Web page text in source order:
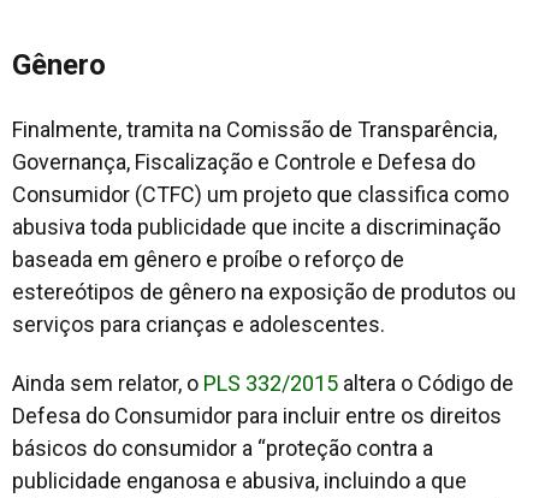
Gênero
Finalmente, tramita na Comissão de Transparência,
Governança, Fiscalização e Controle e Defesa do
Consumidor (CTFC) um projeto que classifica como
abusiva toda publicidade que incite a discriminação
baseada em gênero e proíbe o reforço de
estereótipos de gênero na exposição de produtos ou
serviços para crianças e adolescentes.
Ainda sem relator, o PLS 332/2015 altera o Código de
Defesa do Consumidor para incluir entre os direitos
básicos do consumidor a “proteção contra a
publicidade enganosa e abusiva, incluindo a que